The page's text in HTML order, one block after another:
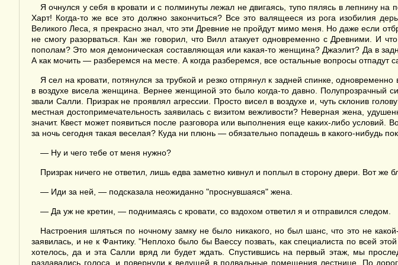
Я очнулся у себя в кровати и с полминуты лежал не двигаясь, тупо пялясь в лепнину
Харт! Когда-то же все это должно закончиться? Все это валящееся из рога изобилия
Великого Леса, я прекрасно знал, что эти Древние не пройдут мимо меня. Но даже если
не смогу разорваться. Кан же говорил, что Вилл атакует одновременно с Древними.
пополам? Это моя демоническая составляющая или какая-то женщина? Джаэлит? Да в
А как мочить — разберемся на месте. А когда разберемся, все остальные вопросы отпадут
Я сел на кровати, потянулся за трубкой и резко отпрянул к задней спинке,
в воздухе висела женщина. Вернее женщиной это было когда-то давно. Полупрозрачный
звали Салли. Призрак не проявлял агрессии. Просто висел в воздухе и, чуть склонив
местная достопримечательность заявилась с визитом вежливости? Неверная жена,
значит. Квест может появиться после разговора или выполнения еще каких-либо
за ночь сегодня такая веселая? Куда ни плюнь — обязательно попадешь в какого-нибудь
— Ну и чего тебе от меня нужно?
Призрак ничего не ответил, лишь едва заметно кивнул и поплыл в сторону двери. Вот же
— Иди за ней, — подсказала неожиданно "проснувшаяся" жена.
— Да уж не кретин, — поднимаясь с кровати, со вздохом ответил я и отправился следом.
Настроения шляться по ночному замку не было никакого, но был шанс, что это не
заявилась, и не к Фантику. "Неплохо было бы Ваессу позвать, как специалиста по всей
хотелось, да и эта Салли вряд ли будет ждать. Спустившись на первый этаж, мы
раздавались голоса, и повернули к ведущей в подвальные помещения лестнице. По